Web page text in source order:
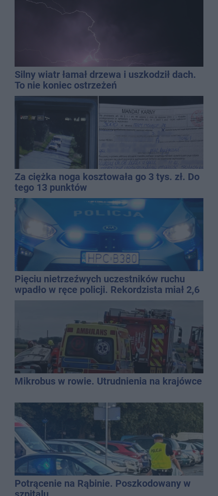
Silny wiatr łamał drzewa i uszkodził dach.
To nie koniec ostrzeżeń
Za ciężka noga kosztowała go 3 tys. zł. Do
tego 13 punktów
Pięciu nietrzeźwych uczestników ruchu
wpadło w ręce policji. Rekordzista miał 2,6
Mikrobus w rowie. Utrudnienia na krajówce
Potrącenie na Rąbinie. Poszkodowany w